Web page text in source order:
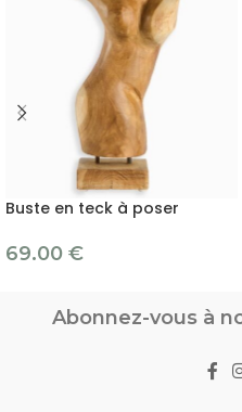
Buste en teck à poser
69.00 €
Abonnez-vous à